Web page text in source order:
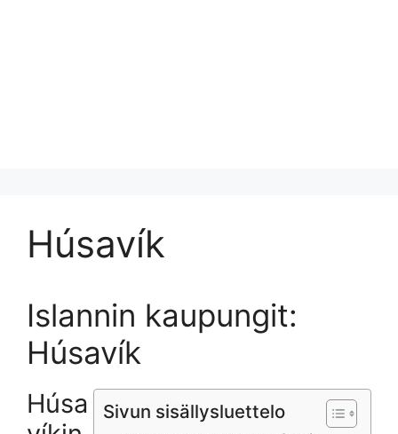
Húsavík
Islannin kaupungit:
Húsavík
Sivun sisällysluettelo
Húsa